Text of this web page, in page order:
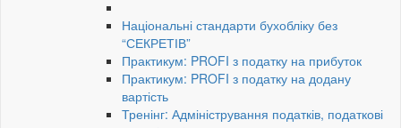
Національні стандарти бухобліку без
“СЕКРЕТІВ”
Практикум: PROFI з податку на прибуток
Практикум: PROFI з податку на додану
вартість
Тренінг: Адміністрування податків, податкові